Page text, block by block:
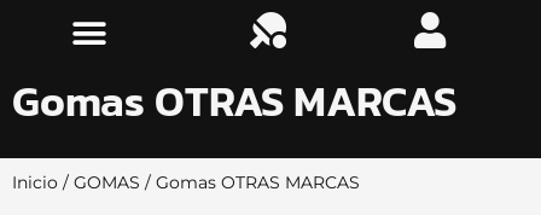
Gomas OTRAS MARCAS
Inicio / GOMAS / Gomas OTRAS MARCAS